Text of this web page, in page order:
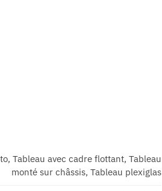
Tableau avec cadre flottant, Tableau
monté sur châssis, Tableau plexiglas